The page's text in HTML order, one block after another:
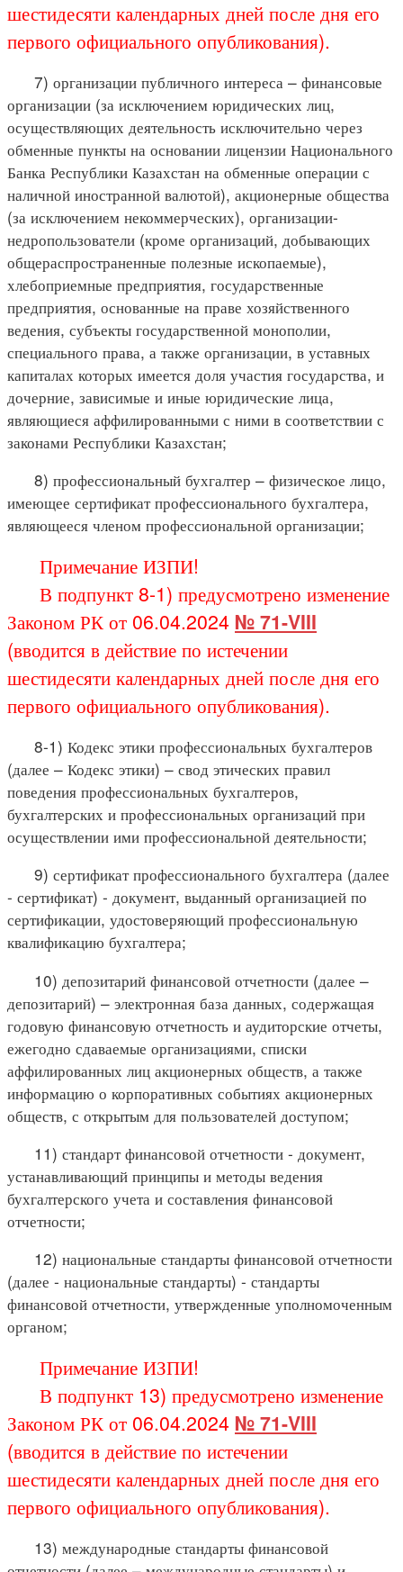
шестидесяти календарных дней после дня его
первого официального опубликования).
7) организации публичного интереса – финансовые
организации (за исключением юридических лиц,
осуществляющих деятельность исключительно через
обменные пункты на основании лицензии Национального
Банка Республики Казахстан на обменные операции с
наличной иностранной валютой), акционерные общества
(за исключением некоммерческих), организации-
недропользователи (кроме организаций, добывающих
общераспространенные полезные ископаемые),
хлебоприемные предприятия, государственные
предприятия, основанные на праве хозяйственного
ведения, субъекты государственной монополии,
специального права, а также организации, в уставных
капиталах которых имеется доля участия государства, и
дочерние, зависимые и иные юридические лица,
являющиеся аффилированными с ними в соответствии с
законами Республики Казахстан;
8) профессиональный бухгалтер – физическое лицо,
имеющее сертификат профессионального бухгалтера,
являющееся членом профессиональной организации;
Примечание ИЗПИ!
В подпункт 8-1) предусмотрено изменение
Законом РК от 06.04.2024 № 71-VIII
(вводится в действие по истечении
шестидесяти календарных дней после дня его
первого официального опубликования).
8-1) Кодекс этики профессиональных бухгалтеров
(далее – Кодекс этики) – свод этических правил
поведения профессиональных бухгалтеров,
бухгалтерских и профессиональных организаций при
осуществлении ими профессиональной деятельности;
9) сертификат профессионального бухгалтера (далее
- сертификат) - документ, выданный организацией по
сертификации, удостоверяющий профессиональную
квалификацию бухгалтера;
10) депозитарий финансовой отчетности (далее –
депозитарий) – электронная база данных, содержащая
годовую финансовую отчетность и аудиторские отчеты,
ежегодно сдаваемые организациями, списки
аффилированных лиц акционерных обществ, а также
информацию о корпоративных событиях акционерных
обществ, с открытым для пользователей доступом;
11) стандарт финансовой отчетности - документ,
устанавливающий принципы и методы ведения
бухгалтерского учета и составления финансовой
отчетности;
12) национальные стандарты финансовой отчетности
(далее - национальные стандарты) - стандарты
финансовой отчетности, утвержденные уполномоченным
органом;
Примечание ИЗПИ!
В подпункт 13) предусмотрено изменение
Законом РК от 06.04.2024 № 71-VIII
(вводится в действие по истечении
шестидесяти календарных дней после дня его
первого официального опубликования).
13) международные стандарты финансовой